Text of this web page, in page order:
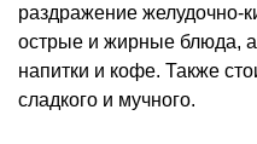
раздражение желудочно-
острые и жирные блюда,
напитки и кофе. Также
сладкого и мучного.